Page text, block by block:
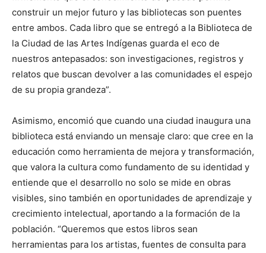
construir un mejor futuro y las bibliotecas son puentes
entre ambos. Cada libro que se entregó a la Biblioteca de
la Ciudad de las Artes Indígenas guarda el eco de
nuestros antepasados: son investigaciones, registros y
relatos que buscan devolver a las comunidades el espejo
de su propia grandeza”.
Asimismo, encomió que cuando una ciudad inaugura una
biblioteca está enviando un mensaje claro: que cree en la
educación como herramienta de mejora y transformación,
que valora la cultura como fundamento de su identidad y
entiende que el desarrollo no solo se mide en obras
visibles, sino también en oportunidades de aprendizaje y
crecimiento intelectual, aportando a la formación de la
población. “Queremos que estos libros sean
herramientas para los artistas, fuentes de consulta para